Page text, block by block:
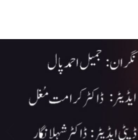
Previous